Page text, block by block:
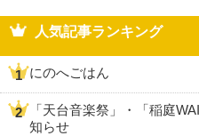
人気記事ランキング
にのへごはん
「天台音楽祭」・「稲庭
知らせ